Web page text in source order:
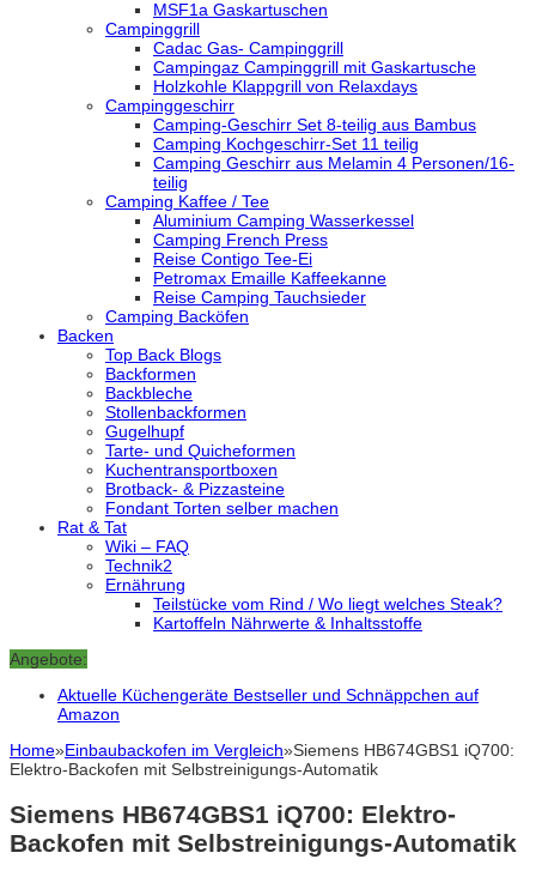
MSF1a Gaskartuschen
Campinggrill
Cadac Gas- Campinggrill
Campingaz Campinggrill mit Gaskartusche
Holzkohle Klappgrill von Relaxdays
Campinggeschirr
Camping-Geschirr Set 8-teilig aus Bambus
Camping Kochgeschirr-Set 11 teilig
Camping Geschirr aus Melamin 4 Personen/16-
teilig
Camping Kaffee / Tee
Aluminium Camping Wasserkessel
Camping French Press
Reise Contigo Tee-Ei
Petromax Emaille Kaffeekanne
Reise Camping Tauchsieder
Camping Backöfen
Backen
Top Back Blogs
Backformen
Backbleche
Stollenbackformen
Gugelhupf
Tarte- und Quicheformen
Kuchentransportboxen
Brotback- & Pizzasteine
Fondant Torten selber machen
Rat & Tat
Wiki – FAQ
Technik2
Ernährung
Teilstücke vom Rind / Wo liegt welches Steak?
Kartoffeln Nährwerte & Inhaltsstoffe
Angebote:
Aktuelle Küchengeräte Bestseller und Schnäppchen auf
Amazon
Home»Einbaubackofen im Vergleich»Siemens HB674GBS1 iQ700:
Elektro-Backofen mit Selbstreinigungs-Automatik
Siemens HB674GBS1 iQ700: Elektro-
Backofen mit Selbstreinigungs-Automatik